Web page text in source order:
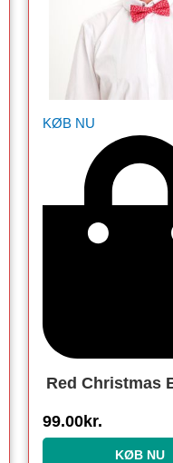
KØB NU
Red Christmas
99.00kr.
KØB NU